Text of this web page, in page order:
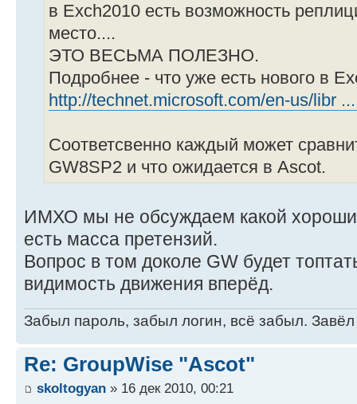
в Exch2010 есть возможность
место....
ЭТО ВЕСЬМА ПОЛЕЗНО.
Подробнее - что уже есть нового в
http://technet.microsoft.com/en-us/libr
Соответсвенно каждый может
GW8SP2 и что ожидается в Ascot.
ИМХО мы не обсуждаем какой
есть масса претензий.
Вопрос в том доколе GW будет
видимость движения вперёд.
Забыл пароль, забыл логин, всё забыл. Завёл
Re: GroupWise "Ascot"
skoltogyan » 16 дек 2010, 00:21